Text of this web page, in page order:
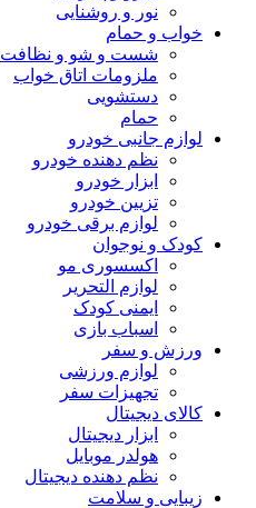
نور و روشنایی
خواب و حمام
شست و شو و نظافت
ملزومات اتاق خواب
دستشویی
حمام
لوازم جانبی خودرو
نظم دهنده خودرو
ابزار خودرو
تزیین خودرو
لوازم برقی خودرو
کودک و نوجوان
اکسسوری مو
لوازم التحریر
ایمنی کودک
اسباب بازی
ورزش و سفر
لوازم ورزشی
تجهیزات سفر
کالای دیجیتال
ابزار دیجیتال
هولدر موبایل
نظم دهنده دیجیتال
زیبایی و سلامت